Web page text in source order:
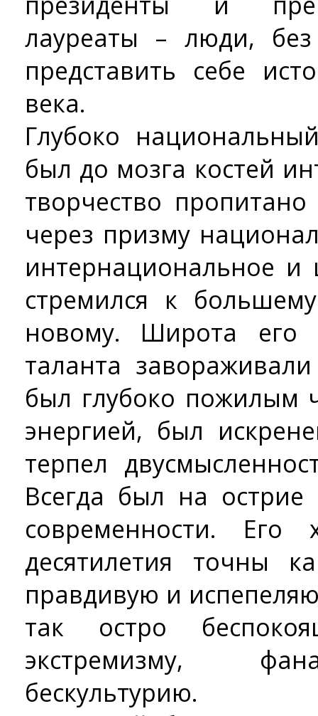
лауреаты – люди,
представить себе
века.
Глубоко
был до мозга костей
творчество
через призму
интернациональное
стремился к
новому. Широта его
таланта
был глубоко пожилым
энергией, был
терпел
Всегда был на
современности. Его
десятилетия точны
правдивую и
так остро
экстремизму,
бескультурию.